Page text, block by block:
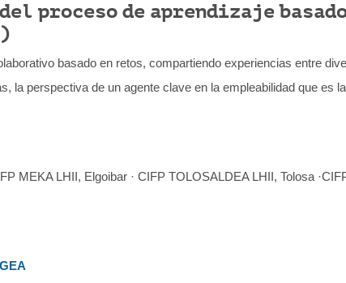
proceso de aprendizaje
basado en retos, compartiendo experiencias entre
la perspectiva de un agente clave en la empleabilidad que es
MEKA LHII, Elgoibar · CIFP TOLOSALDEA LHII, Tolosa